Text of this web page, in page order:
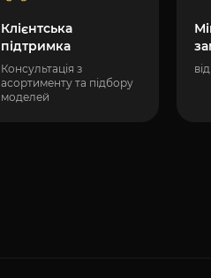
Клієнтська
підтримка
Консультація з
асортименту та підбору
моделей